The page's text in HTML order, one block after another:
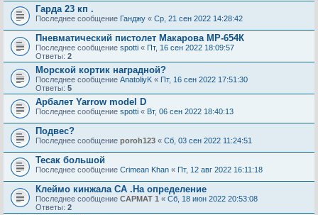
Гарда 23 кп .
Последнее сообщение Ганджу « Ср, 21 сен 2022 14:28:42
Пневматический пистолет Макарова МР-654К
Последнее сообщение spotti « Пт, 16 сен 2022 18:09:57
Ответы: 2
Морской кортик наградной?
Последнее сообщение AnatoliyK « Пт, 16 сен 2022 17:51:30
Ответы: 5
Арбалет Yarrow model D
Последнее сообщение spotti « Вт, 06 сен 2022 18:40:13
Подвес?
Последнее сообщение poroh123 « Сб, 03 сен 2022 11:24:51
Тесак большой
Последнее сообщение Crimean Khan « Пт, 12 авг 2022 16:11:18
Клеймо кинжала СА .На определение
Последнее сообщение САРМАТ 1 « Сб, 18 июн 2022 20:53:08
Ответы: 2